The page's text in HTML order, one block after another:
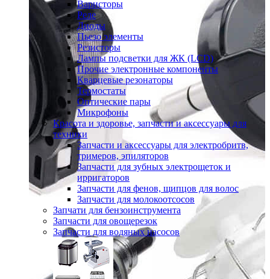
Варисторы
Реле
Диоды
Пьезо элементы
Резисторы
Лампы подсветки для ЖК (LCD)
Прочие электронные компоненты
Кварцевые резонаторы
Термостаты
Оптические пары
Микрофоны
Красота и здоровье, запчасти и аксессуары для
техники
Запчасти и аксессуары для электробритв,
тримеров, эпиляторов
Запчасти для зубных электрощеток и
ирригаторов
Запчасти для фенов, щипцов для волос
Запчасти для молокоотсосов
Запчати для бензоинструмента
Запчасти для овощерезок
Запчасти для водяных насосов